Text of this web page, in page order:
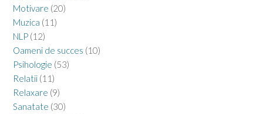
Motivare (20)
Muzica (11)
NLP (12)
Oameni de succes (10)
Psihologie (53)
Relatii (11)
Relaxare (9)
Sanatate (30)